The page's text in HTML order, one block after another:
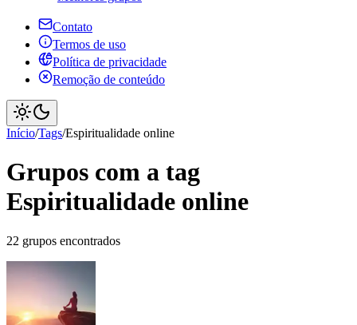
Contato
Termos de uso
Política de privacidade
Remoção de conteúdo
Início/Tags/Espiritualidade online
Grupos com a tag
Espiritualidade online
22 grupos encontrados